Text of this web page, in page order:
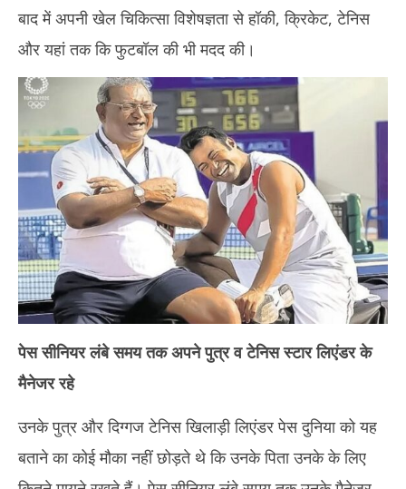
बाद में अपनी खेल चिकित्सा विशेषज्ञता से हॉकी, क्रिकेट, टेनिस
और यहां तक कि फुटबॉल की भी मदद की।
पेस सीनियर लंबे समय तक अपने पुत्र व टेनिस स्टार लिएंडर के
मैनेजर रहे
उनके पुत्र और दिग्गज टेनिस खिलाड़ी लिएंडर पेस दुनिया को यह
बताने का कोई मौका नहीं छोड़ते थे कि उनके पिता उनके के लिए